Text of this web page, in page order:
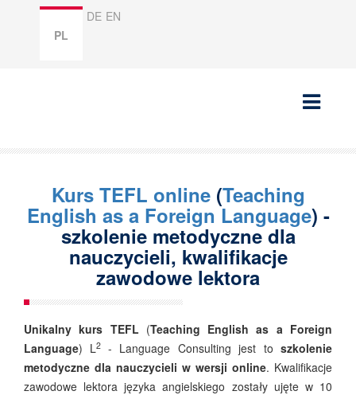
PL
DE EN
Kurs TEFL online(Teaching
English as a Foreign Language) -
szkolenie metodyczne dla
nauczycieli, kwalifikacje
zawodowe lektora
Unikalny kurs TEFL (Teaching English as a Foreign
Language) L2 - Language Consulting jest toszkolenie
metodyczne dla nauczycieli w wersji online. Kwalifikacje
zawodowe lektora języka angielskiego zostały ujęte w 10